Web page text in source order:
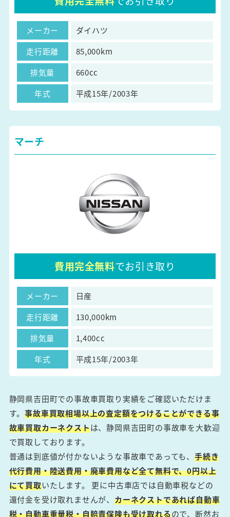
メーカー
ダイハツ
走行距離
85,000km
排気量
660cc
年式
平成15年/2003年
マーチ
費用完全無料でお引き取り
メーカー
日産
走行距離
130,000km
排気量
1,400cc
年式
平成15年/2003年
静岡県吉田町での事故車買取り実績をご確認いただけま
す。事故車買取相場以上の査定額をつけることができる事
故車買取カーネクストは、静岡県吉田町の事故車を大歓迎
で買取しております。
普通は到底値が付かないような事故車であっても、手続き
代行費用・陸送費用・廃車費用など全て無料で、0円以上
にて買取いたします。 更に中古車店では自動車税などの
還付金を受け取れませんが、カーネクストであれば自動車
税・自動車重量税・自賠責保険も受け取れるので、断然お